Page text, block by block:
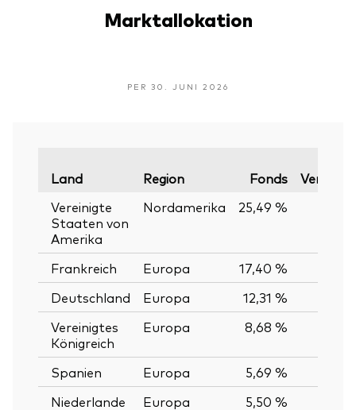
Marktallokation
PER 30. JUNI 2026
Land Region Fonds
Vereinigte
Staaten von
Amerika
Nordamerika 25,49 %
Frankreich Europa
17,40 %
Deutschland
Europa
12,31 %
Vereinigtes
Königreich
Europa 8,68 %
Spanien Europa
5,69 %
Niederlande
Europa
5,50 %